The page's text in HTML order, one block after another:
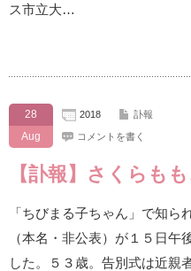
ス市立大…
28
Aug
2018 訃報
コメントを書く
【訃報】さくらも
「ちびまる子ちゃん」で知
（本名・非公表）が１５日
した。５３歳。告別式は近親